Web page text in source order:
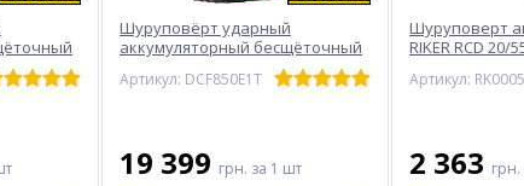
Шуруповёрт ударный
аккумуляторный бесщёточный
Артикул: DCF850E1T
19 399 грн. за 1 шт
Шуруповерт
RIKER RCD 20/
Артикул: RK0005
2 363 грн.